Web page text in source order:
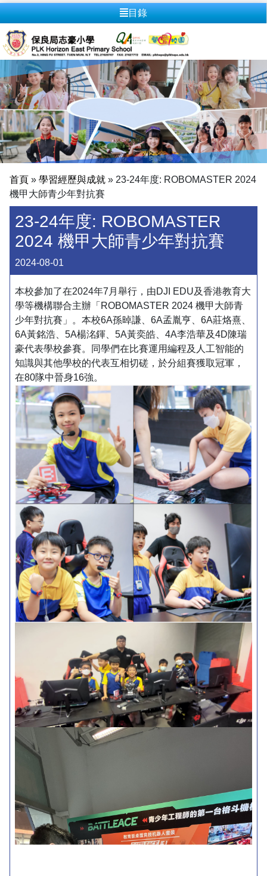
目錄
首頁 » 學習經歷與成就 » 23-24年度: ROBOMASTER 2024
機甲大師青少年對抗賽
23-24年度: ROBOMASTER
2024 機甲大師青少年對抗賽
2024-08-01
本校參加了在2024年7月舉行，由DJI EDU及香港教育大
學等機構聯合主辦「ROBOMASTER 2024 機甲大師青
少年對抗賽」。本校6A孫晫謙、6A孟胤亨、6A莊烙熹、
6A黃銘浩、5A楊洺鍕、5A黃奕皓、4A李浩華及4D陳瑞
豪代表學校參賽。同學們在比賽運用編程及人工智能的
知識與其他學校的代表互相切磋，於分組賽獲取冠軍，
在80隊中晉身16強。